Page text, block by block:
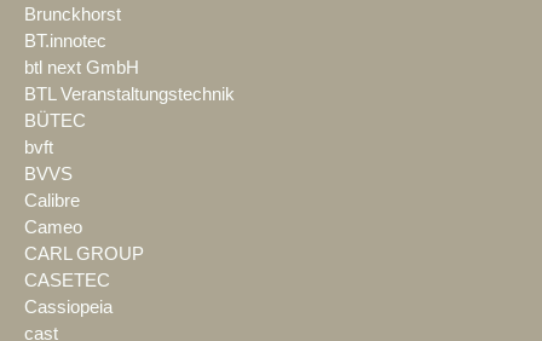
Brunckhorst
BT.innotec
btl next GmbH
BTL Veranstaltungstechnik
BÜTEC
bvft
BVVS
Calibre
Cameo
CARL GROUP
CASETEC
Cassiopeia
cast